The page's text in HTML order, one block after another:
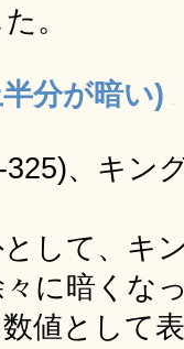
。
分が暗い)
、キン
して、キ
に暗くな
値として